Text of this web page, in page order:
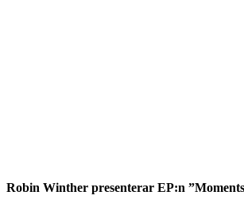
Robin Winther presenterar EP:n